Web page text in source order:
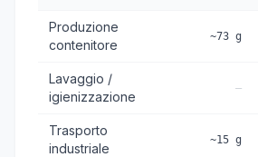
Produzione
contenitore
~73 g
Lavaggio /
igienizzazione
—
Trasporto
industriale
~15 g